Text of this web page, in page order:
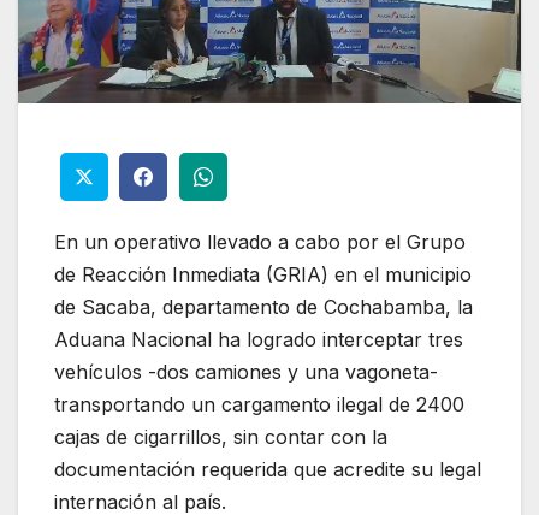
En un operativo llevado a cabo por el Grupo
de Reacción Inmediata (GRIA) en el municipio
de Sacaba, departamento de Cochabamba, la
Aduana Nacional ha logrado interceptar tres
vehículos -dos camiones y una vagoneta-
transportando un cargamento ilegal de 2400
cajas de cigarrillos, sin contar con la
documentación requerida que acredite su legal
internación al país.